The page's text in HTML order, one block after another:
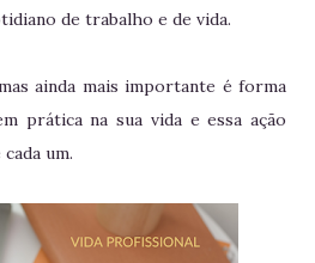
de trabalho e de vida.
ainda mais importante é forma
prática na sua vida e essa ação
um.